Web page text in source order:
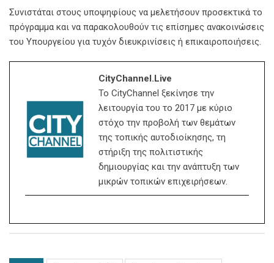
Συνιστάται στους υποψηφίους να μελετήσουν προσεκτικά το
πρόγραμμα και να παρακολουθούν τις επίσημες ανακοινώσεις
του Υπουργείου για τυχόν διευκρινίσεις ή επικαιροποιήσεις.
CityChannel.live
Το CityChannel ξεκίνησε την
λειτουργία του το 2017 με κύριο
στόχο την προβολή των θεμάτων
της τοπικής αυτοδιοίκησης, τη
στήριξη της πολιτιστικής
δημιουργίας και την ανάπτυξη των
μικρών τοπικών επιχειρήσεων.